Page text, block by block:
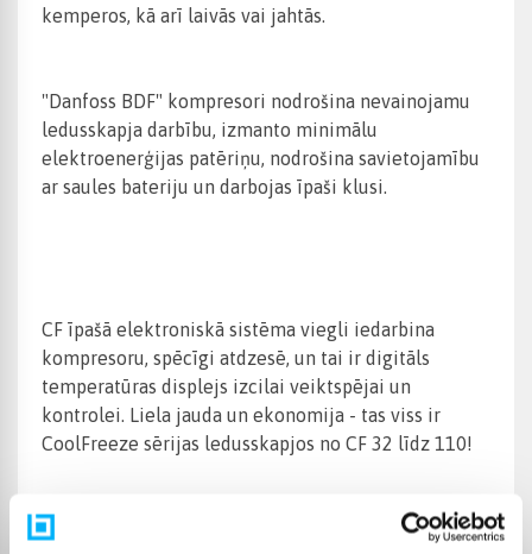
kemperos, kā arī laivās vai jahtās.
"Danfoss BDF" kompresori nodrošina nevainojamu
ledusskapja darbību, izmanto minimālu
elektroenerģijas patēriņu, nodrošina savietojamību
ar saules bateriju un darbojas īpaši klusi.
CF īpašā elektroniskā sistēma viegli iedarbina
kompresoru, spēcīgi atdzesē, un tai ir digitāls
temperatūras displejs izcilai veiktspējai un
kontrolei. Liela jauda un ekonomija - tas viss ir
CoolFreeze sērijas ledusskapjos no CF 32 līdz 110!